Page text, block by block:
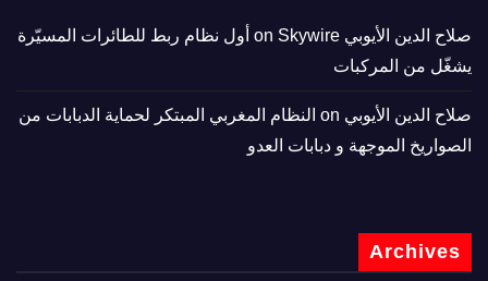
صلاح الدين الأيوبي
Skywire أول نظام ربط للطائرات المسيّرة
يشغّل من المركبات
صلاح الدين الأيوبي
النظام المغربي المبتكر لحماية الدبابات من
الصواريخ الموجهة و دبابات العدو
Archives